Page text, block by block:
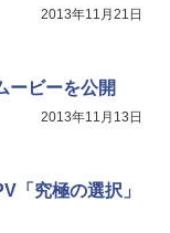
2013年11月21日
ービーを公開
2013年11月13日
「究極の選択」